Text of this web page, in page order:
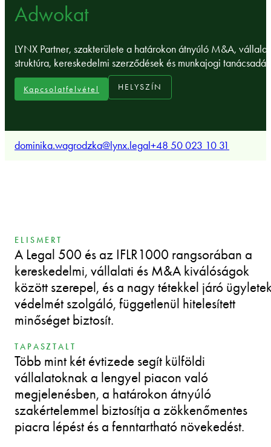
Adwokat
LYNX Partner, szakterülete a határokon átnyúló M&A,
struktúra, kereskedelmi szerződések és munkajogi
Kapcsolatfelvétel HELYSZÍN
dominika.wagrodzka@lynx.legal+48 50 023 10 31
ELISMERT
A Legal 500 és az IFLR1000 rangsorában a
kereskedelmi, vállalati és M&A kiválóságok
között szerepel, és a nagy tétekkel járó
védelmét szolgáló, függetlenül hitelesített
minőséget biztosít.
TAPASZTALT
Több mint két évtizede segít külföldi
vállalatoknak a lengyel piacon való
megjelenésben, a határokon átnyúló
szakértelemmel biztosítja a zökkenőmentes
piacra lépést és a fenntartható növekedést.